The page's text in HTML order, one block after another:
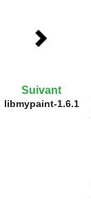
Suivant
libmypaint-1.6.1